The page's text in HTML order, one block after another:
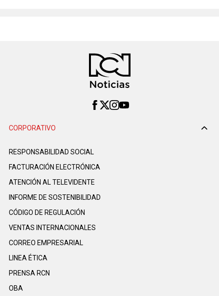
CORPORATIVO
RESPONSABILIDAD SOCIAL
FACTURACIÓN ELECTRÓNICA
ATENCIÓN AL TELEVIDENTE
INFORME DE SOSTENIBILIDAD
CÓDIGO DE REGULACIÓN
VENTAS INTERNACIONALES
CORREO EMPRESARIAL
LINEA ÉTICA
PRENSA RCN
OBA